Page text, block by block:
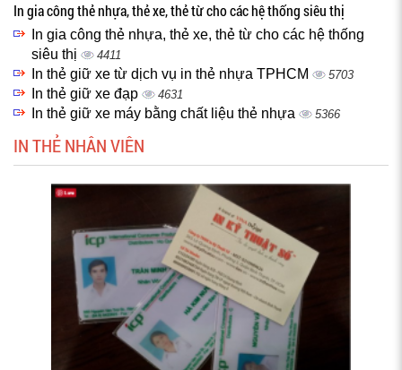
In gia công thẻ nhựa, thẻ xe, thẻ từ cho các hệ thống siêu thị
In gia công thẻ nhựa, thẻ xe, thẻ từ cho các hệ thống
siêu thị
4411
In thẻ giữ xe từ dịch vụ in thẻ nhựa TPHCM 5703
In thẻ giữ xe đạp 4631
In thẻ giữ xe máy bằng chất liệu thẻ nhựa 5366
IN THẺ NHÂN VIÊN